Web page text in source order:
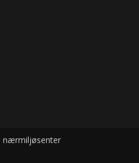
nærmiljøsenter